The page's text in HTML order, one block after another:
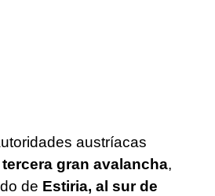
austríacas
tercera gran avalancha,
de Estiria, al sur de